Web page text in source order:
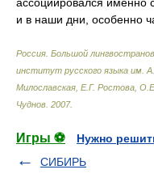
и в наши дни, особенно
Россия. Большой
институт русского языка им.
Милославская, Е.Г. Ростова,
Чуднов 2007.
Игры ⚽
Нужно
СИБИРЬ